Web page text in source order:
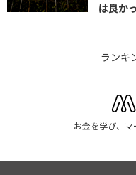
は良か
ランキ
お金を学び、